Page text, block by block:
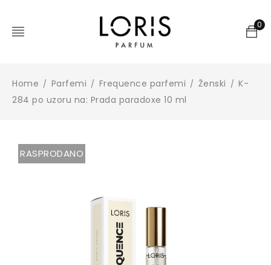
0
Home / Parfemi / Frequence parfemi / Ženski / K-
284 po uzoru na: Prada paradoxe 10 ml
RASPRODANO